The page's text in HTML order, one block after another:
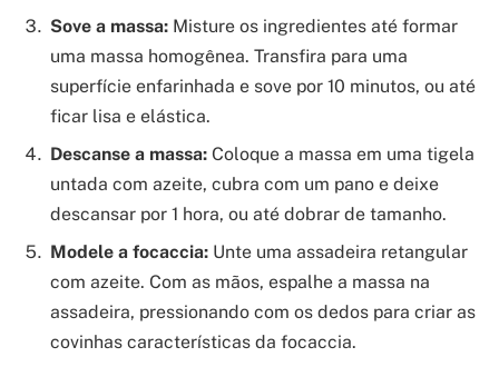
Sove a massa: Misture os ingredientes até formar
uma massa homogênea. Transfira para uma
superfície enfarinhada e sove por 10 minutos, ou até
ficar lisa e elástica.
Descanse a massa: Coloque a massa em uma tigela
untada com azeite, cubra com um pano e deixe
descansar por 1 hora, ou até dobrar de tamanho.
Modele a focaccia: Unte uma assadeira retangular
com azeite. Com as mãos, espalhe a massa na
assadeira, pressionando com os dedos para criar as
covinhas características da focaccia.